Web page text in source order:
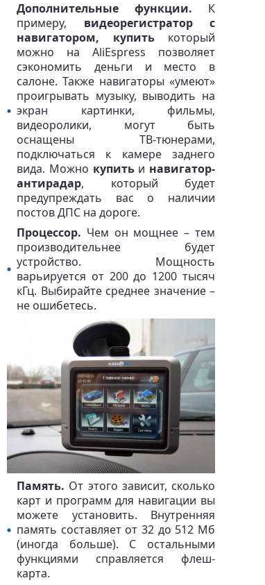
Дополнительные функции. К
примеру, видеорегистратор с
навигатором, купитькоторый
можно на AliEspress позволяет
сэкономить деньги и место в
салоне. Также навигаторы «умеют»
проигрывать музыку, выводить на
экран картинки, фильмы,
видеоролики, могут быть
оснащены ТВ-тюнерами,
подключаться к камере заднего
вида. Можно купитьи навигатор-
антирадар, который будет
предупреждать вас о наличии
постов ДПС на дороге.
Процессор. Чем он мощнее – тем
производительнее будет
устройство. Мощность
варьируется от 200 до 1200 тысяч
кГц. Выбирайте среднее значение –
не ошибетесь.
Память. От этого зависит, сколько
карт и программ для навигации вы
можете установить. Внутренняя
память составляет от 32 до 512 Мб
(иногда больше). С остальными
функциями справляется флеш-
карта.